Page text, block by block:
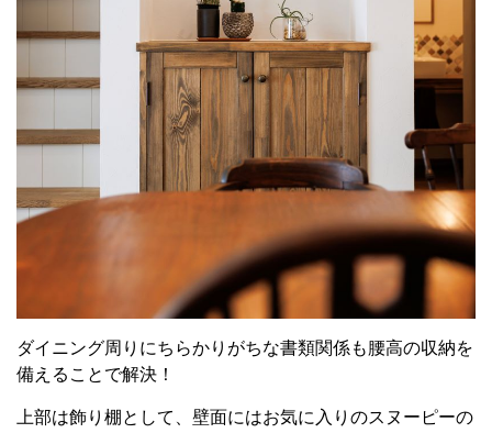
ダイニング周りにちらかりがちな書類関係も腰高の収納を
備えることで解決！
上部は飾り棚として、壁面にはお気に入りのスヌーピーの